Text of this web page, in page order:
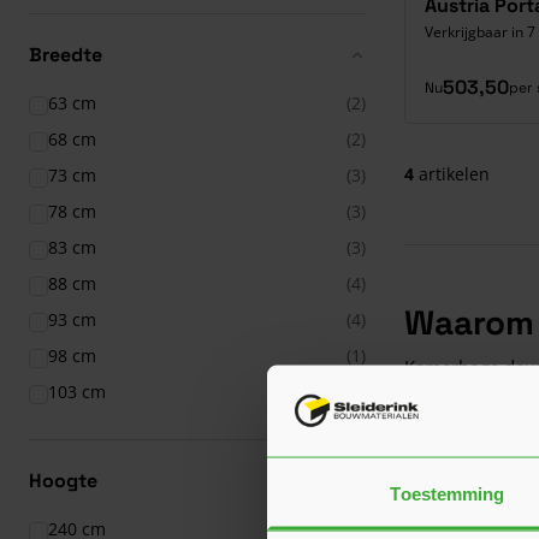
Toestemming
Breedte
63 cm
(2)
68 cm
(2)
73 cm
(3)
78 cm
(3)
83 cm
(3)
88 cm
(4)
93 cm
(4)
98 cm
(1)
103 cm
Hoogte
240 cm
(2)
Verkrijgbaar in
Nu503,50per
4 artikelen
Kamerhoge
uitstraling in
opgaan in je
ruimtes op een
de tijd die
beslissen of